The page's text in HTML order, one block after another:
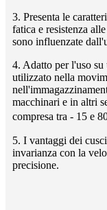
3. Presenta le
fatica e resistenza
sono influenzate
4. Adatto per l'uso
utilizzato nella
macchinari e in altri
compresa tra - 15 e
5. I vantaggi dei
invarianza con la
precisione.